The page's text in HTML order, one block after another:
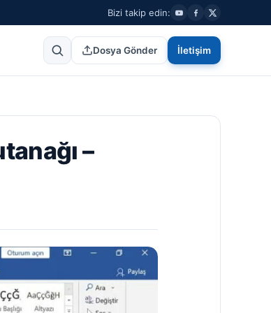
Bizi takip edin:
Dosya Gönder İletişim
–